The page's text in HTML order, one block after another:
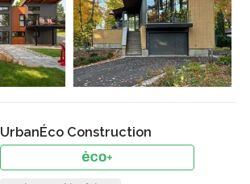
UrbanÉco Construction